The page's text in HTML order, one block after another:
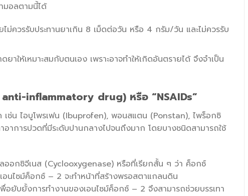
มอลตามนี้ได้
ควรรับประทานยาเกิน 8 เม็ดต่อวัน หรือ 4 กรัม/วัน และไม่ควรรับ
าให้เหมาะสมกับตนเอง เพราะอาจทำให้เกิดอันตรายได้ จึงจำเป็น
inflammatory drug) หรือ “NSAIDs”
เช่น ไอบูโพรเฟน (Ibuprofen), พอนสแตน (Ponstan), ไพร็อกซิ
าการปวดที่มีระดับปานกลางไปจนถึงมาก โดยบางชนิดสามารถใช้
ออกซิจีเนส (Cyclooxygenase) หรือที่เรียกสั้น ๆ ว่า ค็อกซ์
นไซม์ค็อกซ์ – 2 จะทำหน้าที่สร้างพรอสตาแกลนดิน
อยับยั้งการทำงานของเอนไซม์ค็อกซ์ – 2 จึงสามารถช่วยบรรเทา